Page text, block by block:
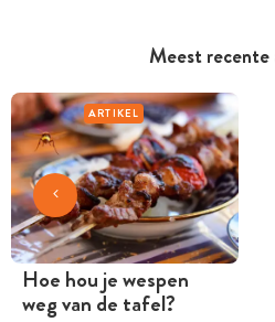
Meest
ARTIKEL
Hoe hou je wespen
weg van de tafel?